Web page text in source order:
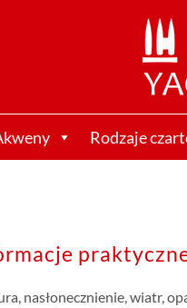
Rodzaje
nasłonecznienie, wiatr,